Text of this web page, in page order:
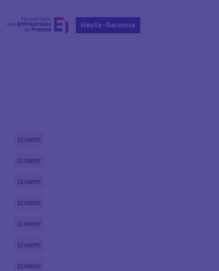
Haute-Garonne
ECONOMY
ECONOMY
ECONOMY
ECONOMY
ECONOMY
ECONOMY
ECONOMY